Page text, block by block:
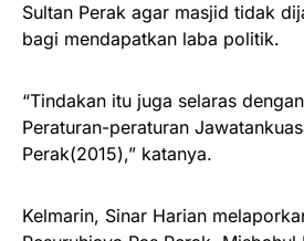
Sultan Perak agar masjid tidak
bagi mendapatkan laba politik.
“Tindakan itu juga selaras
Peraturan-peraturan
Perak(2015),” katanya.
Kelmarin, Sinar Harian